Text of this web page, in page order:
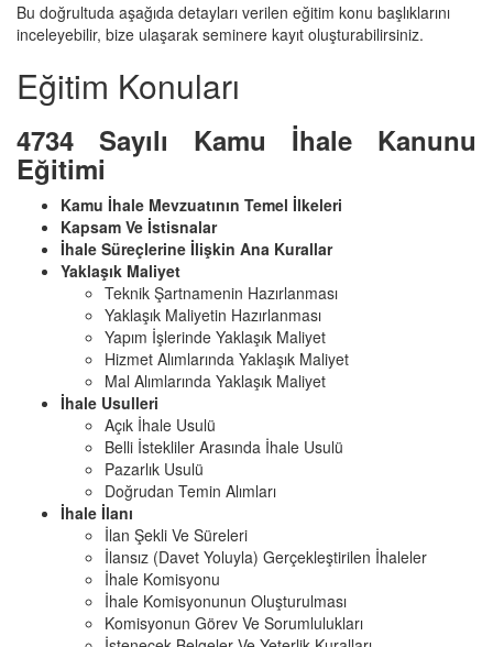
Bu doğrultuda aşağıda detayları verilen eğitim konu başlıklarını
inceleyebilir, bize ulaşarak seminere kayıt oluşturabilirsiniz.
Eğitim Konuları
4734 Sayılı Kamu İhale Kanunu
Eğitimi
Kamu İhale Mevzuatının Temel İlkeleri
Kapsam Ve İstisnalar
İhale Süreçlerine İlişkin Ana Kurallar
Yaklaşık Maliyet
Teknik Şartnamenin Hazırlanması
Yaklaşık Maliyetin Hazırlanması
Yapım İşlerinde Yaklaşık Maliyet
Hizmet Alımlarında Yaklaşık Maliyet
Mal Alımlarında Yaklaşık Maliyet
İhale Usulleri
Açık İhale Usulü
Belli İstekliler Arasında İhale Usulü
Pazarlık Usulü
Doğrudan Temin Alımları
İhale İlanı
İlan Şekli Ve Süreleri
İlansız (Davet Yoluyla) Gerçekleştirilen İhaleler
İhale Komisyonu
İhale Komisyonunun Oluşturulması
Komisyonun Görev Ve Sorumlulukları